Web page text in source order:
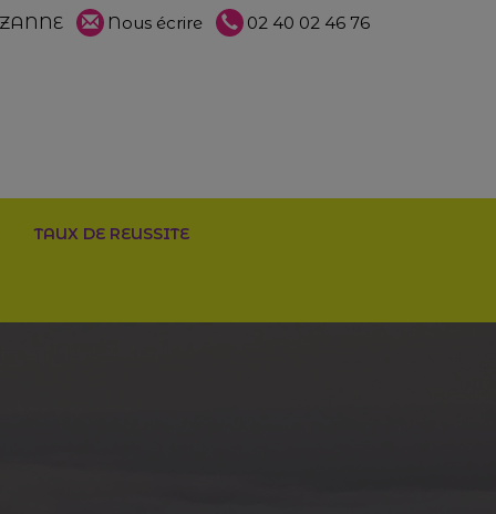
Nous écrire 02 40 02 46 76
TAUX DE REUSSITE